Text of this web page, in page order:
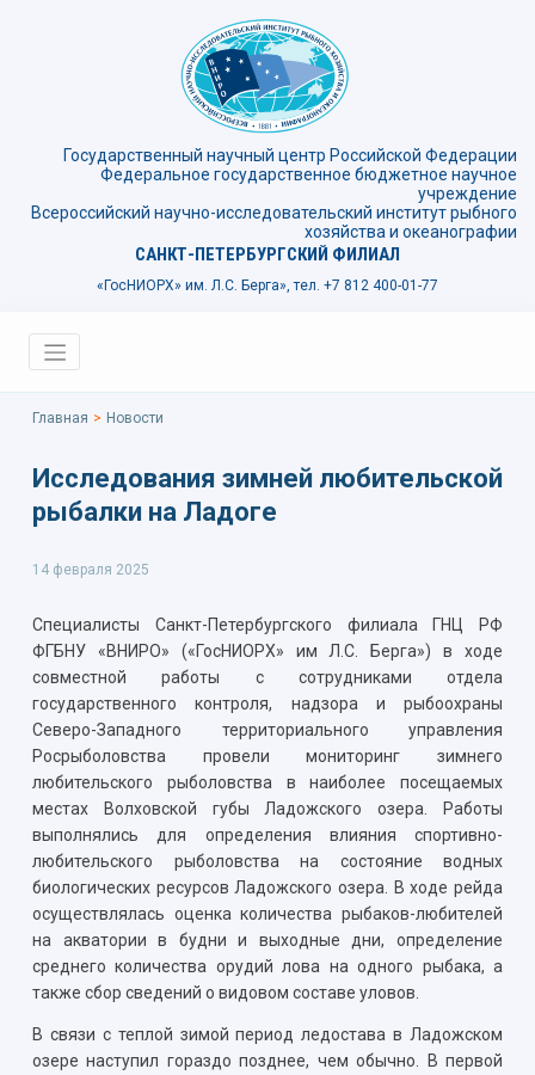
Государственный научный центр Российской Федерации
Федеральное государственное бюджетное научное
учреждение
Всероссийский научно-исследовательский институт рыбного
хозяйства и океанографии
САНКТ-ПЕТЕРБУРГСКИЙ ФИЛИАЛ
«ГосНИОРХ» им. Л.С. Берга»,тел. +7 812 400-01-77
Главная > Новости
Исследования зимней любительской
рыбалки на Ладоге
14 февраля 2025
Специалисты Санкт-Петербургского филиала ГНЦ РФ
ФГБНУ «ВНИРО» («ГосНИОРХ» им Л.С. Берга») в ходе
совместной работы с сотрудниками отдела
государственного контроля, надзора и рыбоохраны
Северо-Западного территориального управления
Росрыболовства провели мониторинг зимнего
любительского рыболовства в наиболее посещаемых
местах Волховской губы Ладожского озера. Работы
выполнялись для определения влияния спортивно-
любительского рыболовства на состояние водных
биологических ресурсов Ладожского озера. В ходе рейда
осуществлялась оценка количества рыбаков-любителей
на акватории в будни и выходные дни, определение
среднего количества орудий лова на одного рыбака, а
также сбор сведений о видовом составе уловов.
В связи с теплой зимой период ледостава в Ладожском
озере наступил гораздо позднее, чем обычно. В первой